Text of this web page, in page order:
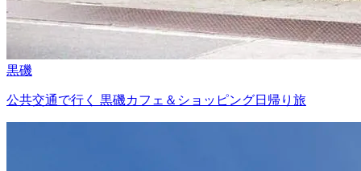
黒磯
公共交通で行く 黒磯カフェ＆ショッピング日帰り旅